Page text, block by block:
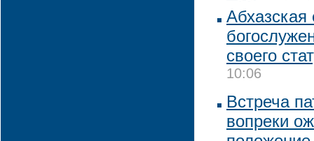
Абхазская
своего
10:06
Встреча
вопреки